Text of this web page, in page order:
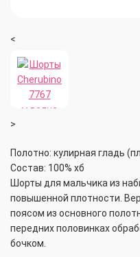
<
>
Полотно: кулирная гладь
Состав: 100% хб
Шорты для мальчика из
повышенной плотности.
поясом из основного
передних половинках
бочком.